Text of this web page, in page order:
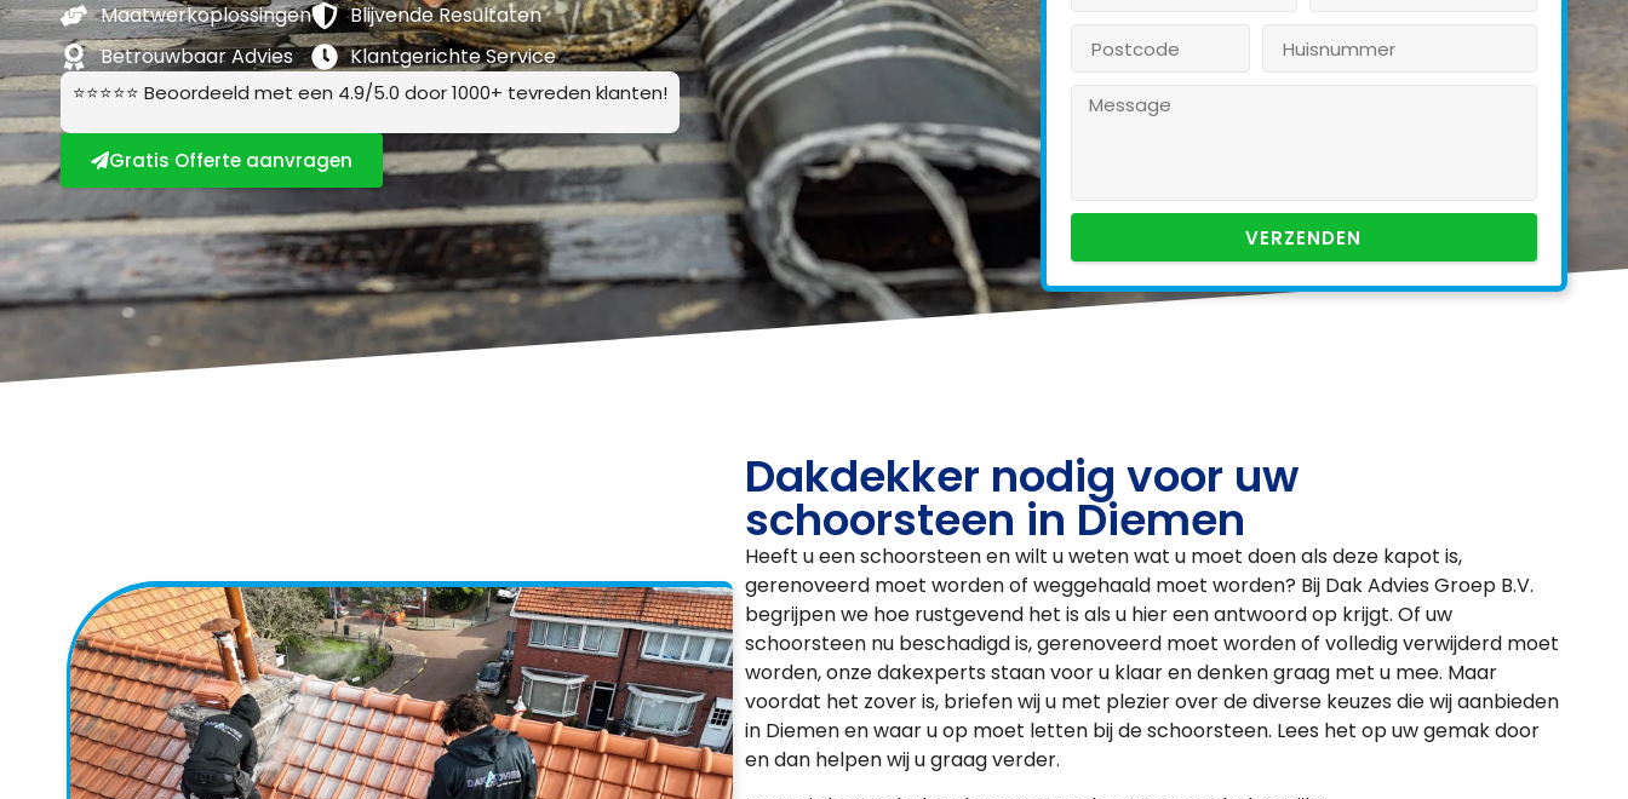
Maatwerkoplossingen
Betrouwbaar Advies
Blijvende Resultaten
Klantgerichte Service
⭐⭐⭐⭐⭐ Beoordeeld met een 4.9/5.0 door 1000+ tevreden klanten!
Gratis Offerte aanvragen
VERZENDEN
Dakdekker nodig voor uw
schoorsteen in Diemen
Heeft u een schoorsteen en wilt u weten wat u moet doen als deze kapot is,
gerenoveerd moet worden of weggehaald moet worden? Bij Dak Advies Groep B.V.
begrijpen we hoe rustgevend het is als u hier een antwoord op krijgt. Of uw
schoorsteen nu beschadigd is, gerenoveerd moet worden of volledig verwijderd moet
worden, onze dakexperts staan voor u klaar en denken graag met u mee. Maar
voordat het zover is, briefen wij u met plezier over de diverse keuzes die wij aanbieden
in Diemen en waar u op moet letten bij de schoorsteen. Lees het op uw gemak door
en dan helpen wij u graag verder.